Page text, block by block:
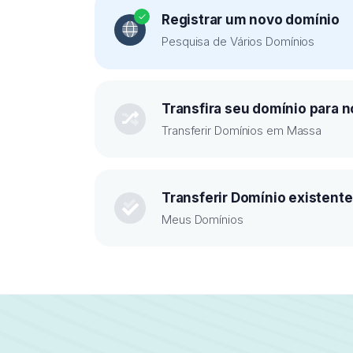
Registrar um novo domínio
Pesquisa de Vários Domínios
Transfira seu domínio para
Transferir Domínios em Massa
Transferir Domínio existente
Meus Domínios